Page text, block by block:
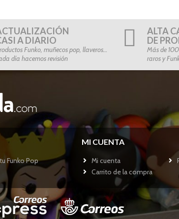
A DIARIO
Funko, muñecos pop, llaveros…
día hacemos revisión
ALTA
DE
Más de
raros y
Funko Pop
MI CUENTA
Mi cuenta
Carrito de la compra